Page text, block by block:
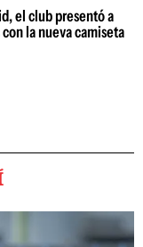
el club presentó a
la nueva camiseta